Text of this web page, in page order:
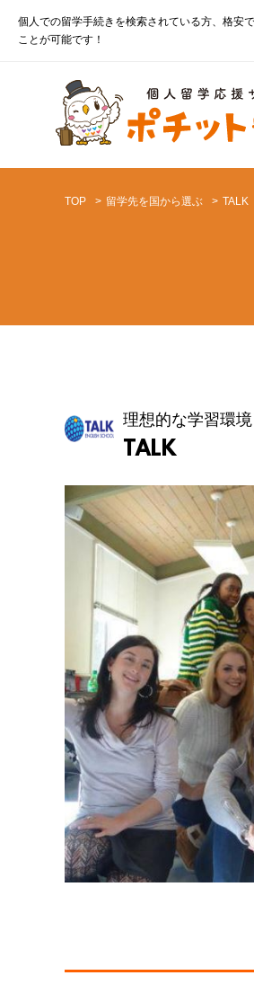
個人での留学手続きを検索されている方、格安
ことが可能です！
TOP 留学先を国から選ぶ TALK
理想的な学習環
TALK